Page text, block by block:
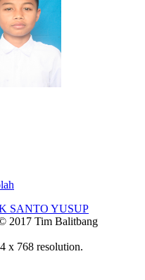
SANTO YUSUP
2017 Tim Balitbang
x 768 resolution.